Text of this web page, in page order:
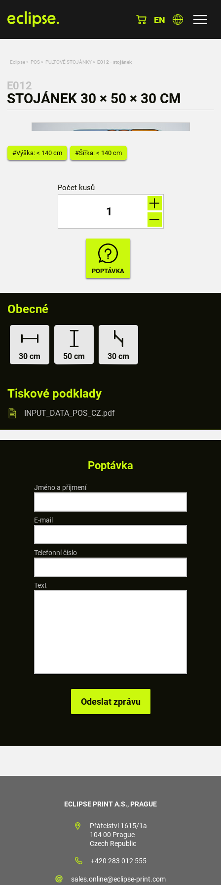
EN
Eclipse » POS » PULTOVÉ STOJÁNKY » E012 - stojánek
E012
STOJÁNEK 30 × 50 × 30 CM
#Výška: < 140 cm #Šířka: < 140 cm
Počet kusů
Obecné
30 cm 50 cm 30 cm
Tiskové podklady
INPUT_DATA_POS_CZ.pdf
Poptávka
Jméno a příjmení
E-mail
Telefonní číslo
Text
ECLIPSE PRINT A.S., PRAGUE
Přátelství 1615/1a
104 00 Prague
Czech Republic
+420 283 012 555
sales.online@eclipse-print.com